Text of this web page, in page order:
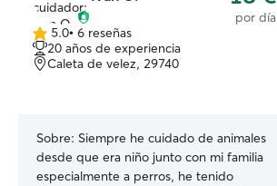
por día
5.0
de
5
5.0• 6 reseñas
20 años de experiencia
Caleta de velez, 29740
Sobre: Siempre he cuidado de animales
desde que era niño junto con mi familia
especialmente a perros, he tenido